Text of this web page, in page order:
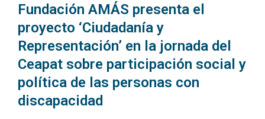
Fundación AMÁS presenta el
proyecto ‘Ciudadanía y
Representación’ en la jornada del
Ceapat sobre participación social y
política de las personas con
discapacidad